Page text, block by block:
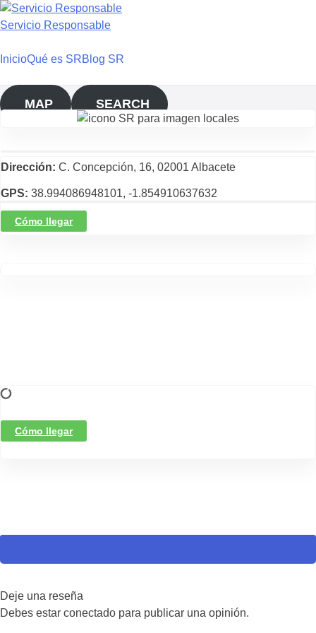
Saltar
al
Servicio Responsable
InicioQué es SRBlog SR
MAP SEARCH
Dirección C. Concepción, 16, 02001 Albacete
GPS 38.994086948101, -1.854910637632
Cómo llegar
Cómo llegar
Deje una reseña
Debes estar conectado para publicar una opinión.